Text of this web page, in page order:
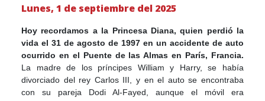
Lunes, 1 de septiembre del 2025
Hoy recordamos a la Princesa Diana, quien perdió la
vida el 31 de agosto de 1997 en un accidente de auto
ocurrido en el Puente de las Almas en París, Francia.
La madre de los príncipes William y Harry, se había
divorciado del rey Carlos III, y en el auto se encontraba
con su pareja Dodi Al-Fayed, aunque el móvil era